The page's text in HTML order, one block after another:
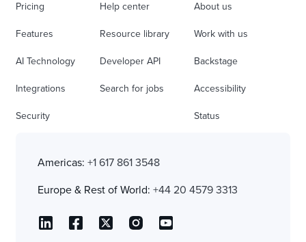
Pricing
Features
AI Technology
Integrations
Security
Help center
Resource library
Developer API
Search for jobs
About us
Work with us
Backstage
Accessibility
Status
Americas: +1 617 861 3548
Europe & Rest of World: +44 20 4579 3313